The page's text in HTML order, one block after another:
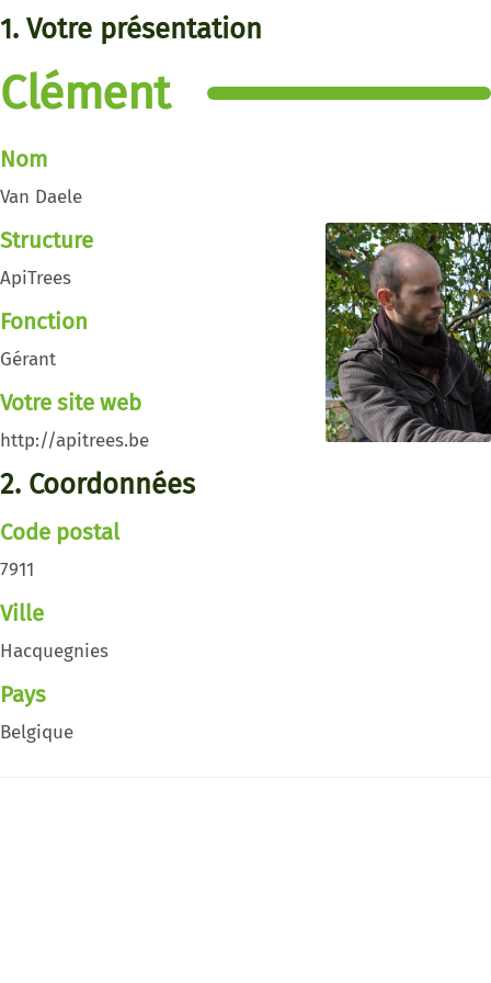
1. Votre présentation
Clément
Nom
Van Daele
Structure
ApiTrees
Fonction
Gérant
Votre site web
http://apitrees.be
2. Coordonnées
Code postal
7911
Ville
Hacquegnies
Pays
Belgique